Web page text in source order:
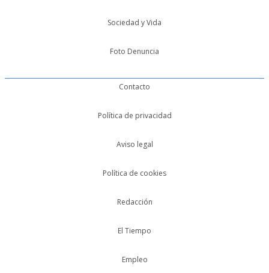
Sociedad y Vida
Foto Denuncia
Contacto
Política de privacidad
Aviso legal
Política de cookies
Redacción
El Tiempo
Empleo